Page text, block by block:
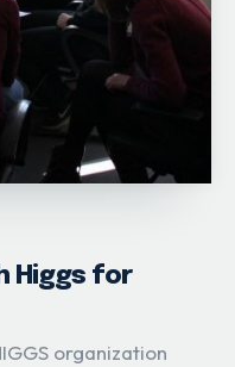
Higgs for
organization